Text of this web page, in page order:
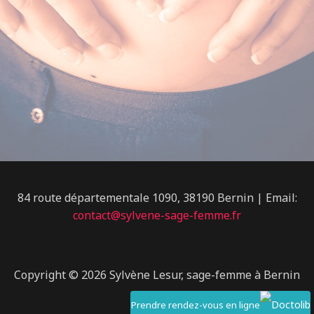
Prendre rendez-vous en ligne
84 route départementale 1090, 38190 Bernin | Email:
contact@sylvene-sage-femme.fr
Copyright © 2026 Sylvène Lesur, sage-femme à Bernin